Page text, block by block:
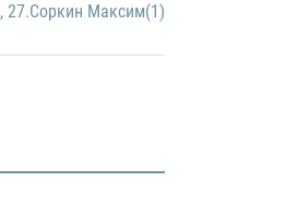
, 27.Соркин Максим(1)